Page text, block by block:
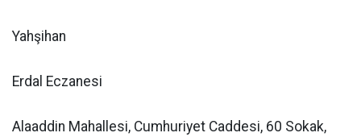
Yahşihan
Erdal Eczanesi
Alaaddin Mahallesi, Cumhuriyet Caddesi, 60 Sokak,